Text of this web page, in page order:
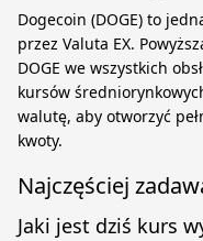
Dogecoin (DOGE) to
przez Valuta EX.
DOGE we wszystkich
kursów
walutę, aby otworzyć
kwoty.
Najczęściej
Jaki jest dziś kurs